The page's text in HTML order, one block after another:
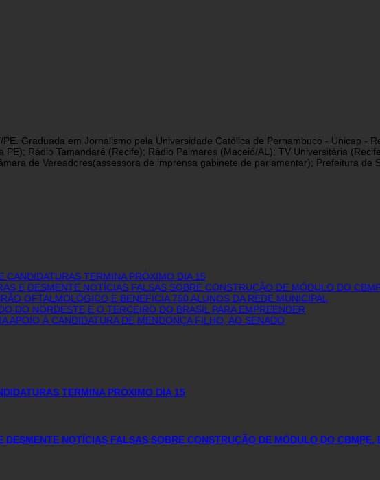
Graduada em Jornalismo pela Universidade Católica de Pernambuco - Unicap
Rádio Tamandaré (Recife); Rádio Palmares (Maceió/AL); TV Universitária
de Vereadores(assessora de imprensa gabinete de parlamentar); Prefeitura
CANDIDATURAS TERMINA PRÓXIMO DIA 15
E DESMENTE NOTÍCIAS FALSAS SOBRE CONSTRUÇÃO DE MÓDULO DO
OFTALMOLÓGICO E BENEFICIA 750 ALUNOS DA REDE MUNICIPAL
DO NORDESTE E O TERCEIRO DO BRASIL PARA EMPREENDER
APOIO À CANDIDATURA DE MENDONÇA FILHO, AO SENADO
TERMINA PRÓXIMO DIA 15
DESMENTE NOTÍCIAS FALSAS SOBRE CONSTRUÇÃO DE MÓDULO DO CBMPE,